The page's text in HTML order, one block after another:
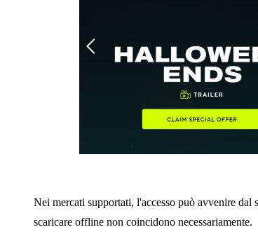
Nei mercati supportati, l'accesso può avvenire
scaricare offline non coincidono necessariamente.